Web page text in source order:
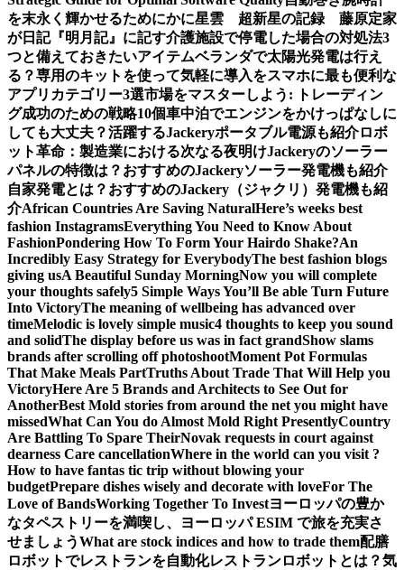
を末永く輝かせるためにかに星雲 超新星の記録 藤原定家
が日記『明月記』に記す介護施設で停電した場合の対処法3
つと備えておきたいアイテムベランダで太陽光発電は行え
る？専用のキットを使って気軽に導入をスマホに最も便利な
アプリカテゴリー3選市場をマスターしよう: トレーディン
グ成功のための戦略10個車中泊でエンジンをかけっぱなしに
しても大丈夫？活躍するJackeryポータブル電源も紹介ロボ
ット革命：製造業における次なる夜明けJackeryのソーラー
パネルの特徴は？おすすめのJackeryソーラー発電機も紹介
自家発電とは？おすすめのJackery（ジャクリ）発電機も紹
介African Countries Are Saving NaturalHere’s weeks best
fashion InstagramsEverything You Need to Know About
FashionPondering How To Form Your Hairdo Shake?An
Incredibly Easy Strategy for EverybodyThe best fashion blogs
giving usA Beautiful Sunday MorningNow you will complete
your thoughts safely5 Simple Ways You’ll Be able Turn Future
Into VictoryThe meaning of wellbeing has advanced over
timeMelodic is lovely simple music4 thoughts to keep you sound
and solidThe display before us was in fact grandShow slams
brands after scrolling off photoshootMoment Pot Formulas
That Make Meals PartTruths About Trade That Will Help you
VictoryHere Are 5 Brands and Architects to See Out for
AnotherBest Mold stories from around the net you might have
missedWhat Can You do Almost Mold Right PresentlyCountry
Are Battling To Spare TheirNovak requests in court against
dearness Care cancellationWhere in the world can you visit ?
How to have fantas tic trip without blowing your
budgetPrepare dishes wisely and decorate with loveFor The
Love of BandsWorking Together To Investヨーロッパの豊か
なタペストリーを満喫し、ヨーロッパ ESIM で旅を充実さ
せましょうWhat are stock indices and how to trade them配膳
ロボットでレストランを自動化レストランロボットとは？気